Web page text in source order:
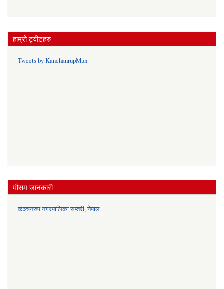
हाम्रो ट्वीटहरु
Tweets by KanchanrupMun
मौसम जानकारी
कञ्चनरुप नगरपालिका सप्तरी, नेपाल